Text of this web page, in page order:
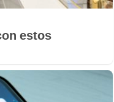
estos